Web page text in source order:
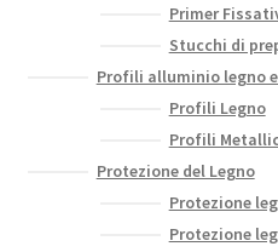
Primer
Stucchi di
Profili alluminio legno
Profili Legno
Profili
Protezione del Legno
Protezione
Protezione